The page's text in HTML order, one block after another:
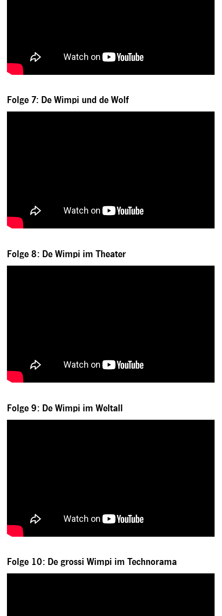
Folge 7: De Wimpi und de Wolf
Folge 8: De Wimpi im Theater
Folge 9: De Wimpi im Weltall
Folge 10: De grossi Wimpi im Technorama